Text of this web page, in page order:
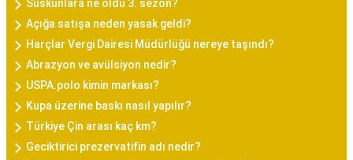
Suskunlara ne oldu 3. sezon?
Açığa satışa neden yasak geldi?
Harçlar Vergi Dairesi Müdürlüğü nereye taşındı?
Abrazyon ve avülsiyon nedir?
USPA.polo kimin markası?
Kupa üzerine baskı nasıl yapılır?
Türkiye Çin arası kaç km?
Geciktirici prezervatifin adı nedir?